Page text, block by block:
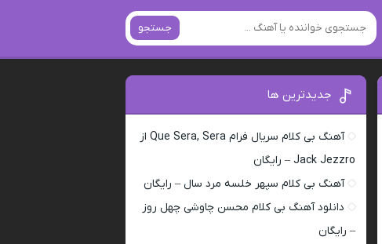
جستجو
جدیدترین ها
آهنگ بی کلام سریال فرام Que Sera, Sera از
Jack Jezzro – رایگان
آهنگ بی کلام سپهر خلسه مرد سال – رایگان
دانلود آهنگ بی کلام محسن چاوشی چهل روز
– رایگان